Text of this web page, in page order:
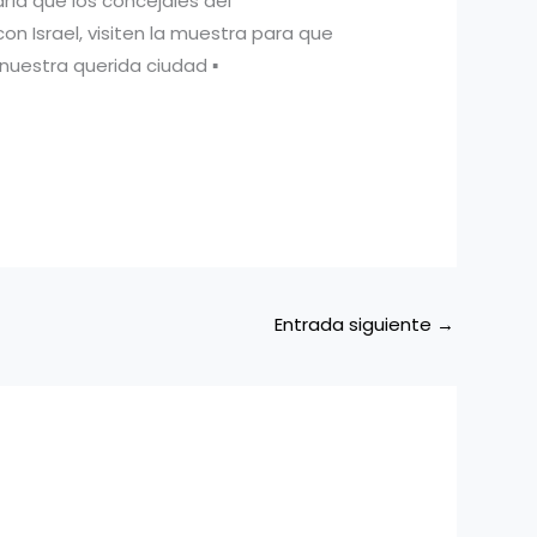
Israel, visiten la muestra para que
querida ciudad ▪
Entrada siguiente →